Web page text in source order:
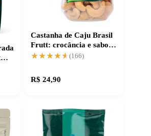
Castanha de Caju Brasil
Frutt: crocância e sabor
únicos
★★★★★
★★★★★(166)
R$ 24,90